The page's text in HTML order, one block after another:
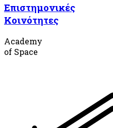
Επιστημονικές
Κοινότητες
Academy
of Space